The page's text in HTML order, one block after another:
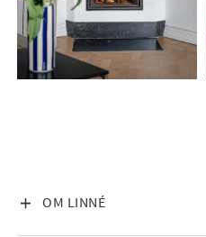
OM LINNÉ
VISA INNEHÅLL